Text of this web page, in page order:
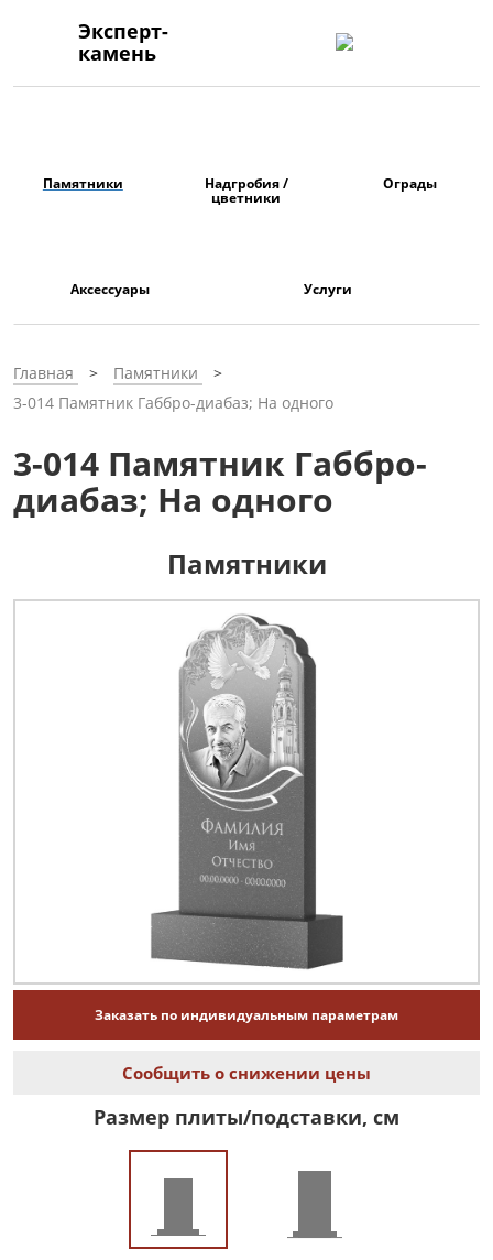
Эксперт-
камень
Памятники Надгробия /
цветники
Ограды
Аксессуары Услуги
Главная
Памятники
3-014 Памятник Габбро-диабаз; На одного
3-014 Памятник Габбро-
диабаз; На одного
Памятники
Заказать по индивидуальным параметрам
Сообщить о снижении цены
Размер плиты/подставки, см